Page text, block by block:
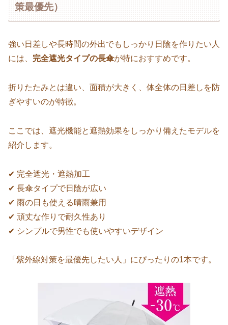
策最優先）
強い日差しや長時間の外出でもしっかり日陰を作りたい人
には、 完全遮光タイプの長傘が特におすすめです。
折りたたみとは違い、面積が大きく、体全体の日差しを防
ぎやすいのが特徴。
ここでは、遮光機能と遮熱効果をしっかり備えたモデルを
紹介します。
✔ 完全遮光・遮熱加工
✔ 長傘タイプで日陰が広い
✔ 雨の日も使える晴雨兼用
✔ 頑丈な作りで耐久性あり
✔ シンプルで男性でも使いやすいデザイン
「紫外線対策を最優先したい人」にぴったりの1本です。